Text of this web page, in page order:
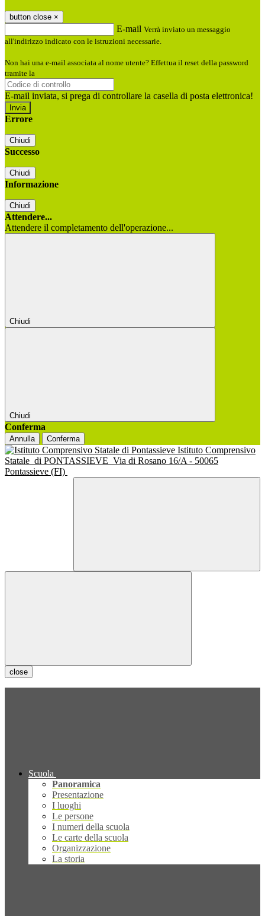
button close ×
E-mail Verrà inviato un messaggio
all'indirizzo indicato con le istruzioni necessarie.
Non hai una e-mail associata al nome utente? Effettua il reset della password
tramite la
E-mail inviata, si prega di controllare la casella di posta elettronica!
Errore
Chiudi
Successo
Chiudi
Informazione
Chiudi
Attendere...
Attendere il completamento dell'operazione...
Chiudi
Chiudi
Conferma
Annulla Conferma
Istituto Comprensivo
Statale di PONTASSIEVE Via di Rosano 16/A - 50065
Pontassieve (FI)
close
Scuola
Panoramica
Presentazione
I luoghi
Le persone
I numeri della scuola
Le carte della scuola
Organizzazione
La storia